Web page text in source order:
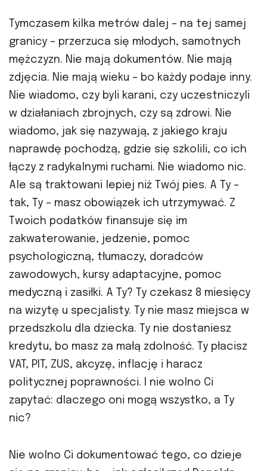
Tymczasem kilka metrów dalej – na tej samej
granicy – przerzuca się młodych, samotnych
mężczyzn. Nie mają dokumentów. Nie mają
zdjęcia. Nie mają wieku – bo każdy podaje inny.
Nie wiadomo, czy byli karani, czy uczestniczyli
w działaniach zbrojnych, czy są zdrowi. Nie
wiadomo, jak się nazywają, z jakiego kraju
naprawdę pochodzą, gdzie się szkolili, co ich
łączy z radykalnymi ruchami. Nie wiadomo nic.
Ale są traktowani lepiej niż Twój pies. A Ty –
tak, Ty – masz obowiązek ich utrzymywać. Z
Twoich podatków finansuje się im
zakwaterowanie, jedzenie, pomoc
psychologiczną, tłumaczy, doradców
zawodowych, kursy adaptacyjne, pomoc
medyczną i zasiłki. A Ty? Ty czekasz 8 miesięcy
na wizytę u specjalisty. Ty nie masz miejsca w
przedszkolu dla dziecka. Ty nie dostaniesz
kredytu, bo masz za małą zdolność. Ty płacisz
VAT, PIT, ZUS, akcyzę, inflację i haracz
politycznej poprawności. I nie wolno Ci
zapytać: dlaczego oni mogą wszystko, a Ty
nic?
Nie wolno Ci dokumentować tego, co dzieje